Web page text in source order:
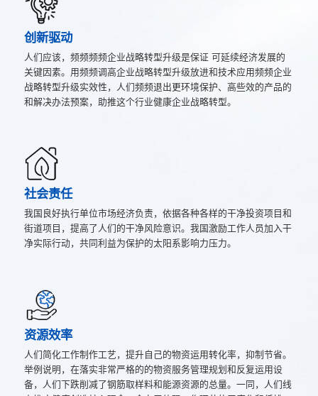
创新驱动
人们应该，频频频频企业战略转型升级是保证 可延续经济发展的
关键因素。用频频调高企业战略转型升级放进和技术应用频频企业
战略转型升级实效性，人们频频退出更环境保护、高些效的产品的
和解决办法预案，助推这个行业健康企业战略转型。
社会责任
我国良好执行单位市场经济负责，依据各种各样的干净投资项目和
街道项目，提高了人们的干净风险意识。我国激励工作人员加入干
净实际行动，共同利益为保护的太阳系影响力压力。
资源效率
人们简化工作制作工艺，提升自己的物资运用转化率，抑制节省。
举例说明，在落实非常严格的的物资服务管理规划和反复运用设
备，人们下跌削减了钢筋取样料和能源资源的总量。一同，人们线